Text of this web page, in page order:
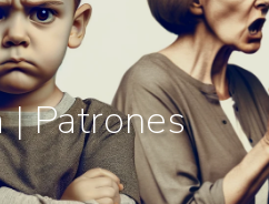
Patrones